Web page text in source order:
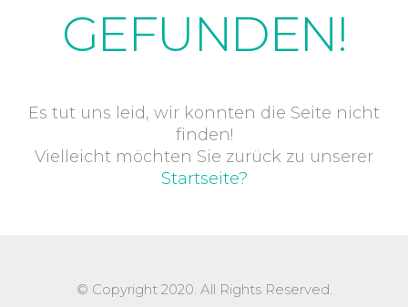
GEFUNDEN!
Es tut uns leid, wir konnten die Seite nicht
finden!
Vielleicht möchten Sie zurück zu unserer
Startseite?
© Copyright 2020. All Rights Reserved.